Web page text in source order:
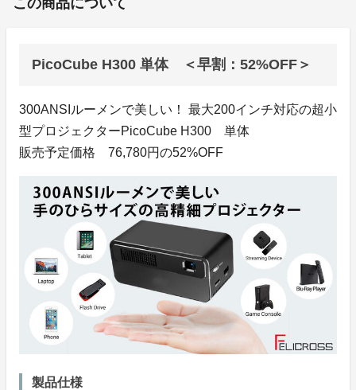
この商品について
PicoCube H300 単体 ＜早割：52%OFF＞
300ANSIルーメンで美しい！ 最大200インチ対応の超小
型プロジェクターPicoCube H300 単体
販売予定価格 76,780円の52%OFF
製品仕様